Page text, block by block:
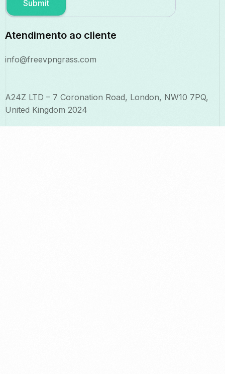
Submit
Atendimento ao cliente
info@freevpngrass.com
A24Z LTD – 7 Coronation Road, London, NW10 7PQ,
United Kingdom 2024